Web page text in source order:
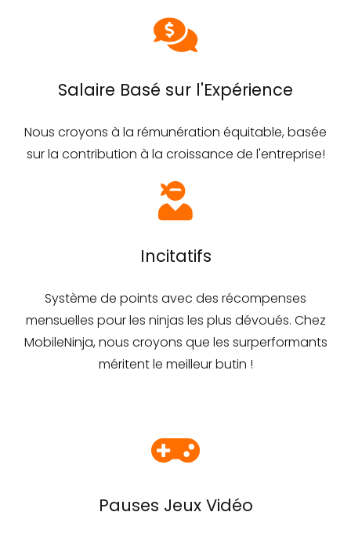
Salaire Basé sur l'Expérience
Nous croyons à la rémunération équitable, basée
sur la contribution à la croissance de l'entreprise!
Incitatifs
Système de points avec des récompenses
mensuelles pour les ninjas les plus dévoués. Chez
MobileNinja, nous croyons que les surperformants
méritent le meilleur butin !
Pauses Jeux Vidéo